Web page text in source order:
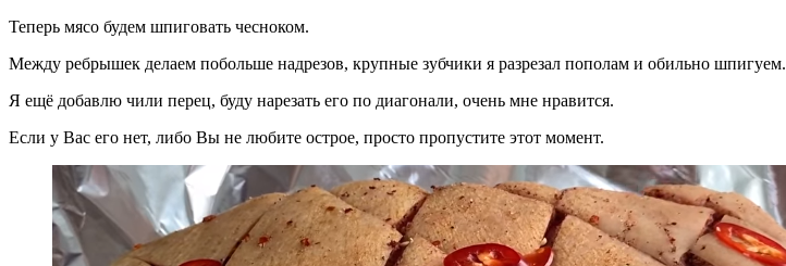
Теперь мясо будем шпиговать чесноком.
Между ребрышек делаем побольше надрезов, крупные зубчики я разрезал пополам и обильно шпигуем.
Я ещё добавлю чили перец, буду нарезать его по диагонали, очень мне нравится.
Если у Вас его нет, либо Вы не любите острое, просто пропустите этот момент.